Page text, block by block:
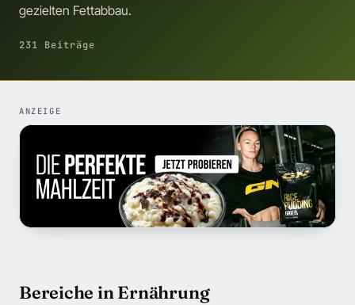
gezielten Fettabbau.
231 Beiträge
ANZEIGE
Bereiche in Ernährung